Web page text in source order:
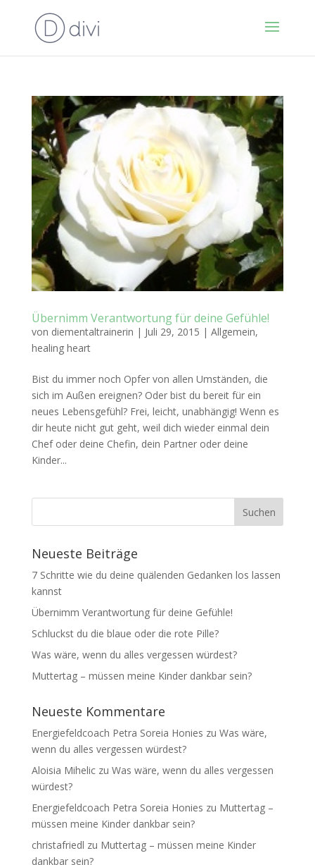
Übernimm Verantwortung für deine Gefühle!
von diementaltrainerin | Juli 29, 2015 | Allgemein,
healing heart
Bist du immer noch Opfer von allen Umständen, die
sich im Außen ereignen? Oder bist du bereit für ein
neues Lebensgefühl? Frei, leicht, unabhängig! Wenn es
dir heute nicht gut geht, weil dich wieder einmal dein
Chef oder deine Chefin, dein Partner oder deine
Kinder...
Neueste Beiträge
7 Schritte wie du deine quälenden Gedanken los lassen
kannst
Übernimm Verantwortung für deine Gefühle!
Schluckst du die blaue oder die rote Pille?
Was wäre, wenn du alles vergessen würdest?
Muttertag – müssen meine Kinder dankbar sein?
Neueste Kommentare
Energiefeldcoach Petra Soreia Honies zu Was wäre,
wenn du alles vergessen würdest?
Aloisia Miheliczu Was wäre, wenn du alles vergessen
würdest?
Energiefeldcoach Petra Soreia Honies zu Muttertag –
müssen meine Kinder dankbar sein?
christafriedl zu Muttertag – müssen meine Kinder
dankbar sein?